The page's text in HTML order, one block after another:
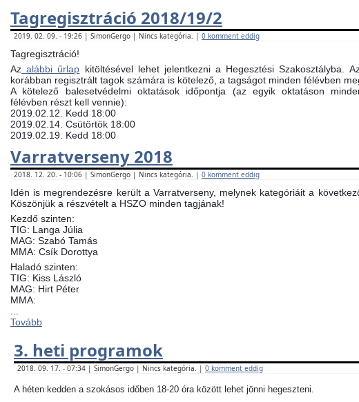
Tagregisztráció 2018/19/2
2019. 02. 09. - 19:26 | SimonGergo | Nincs kategória. | 0 komment eddig
Tagregisztráció!
Az alábbi űrlap kitöltésével lehet jelentkezni a Hegesztési Szakosztályba.
korábban regisztrált tagok számára is kötelező, a tagságot minden félévben
​A kötelező balesetvédelmi oktatások időpontja (az egyik oktatáson
félévben részt kell vennie):
​2019.02.12. Kedd 18:00
2019.02.14. Csütörtök 18:00
2019.02.19. Kedd 18:00
Varratverseny 2018
2018. 12. 20. - 10:06 | SimonGergo | Nincs kategória. | 0 komment eddig
Idén is megrendezésre került a Varratverseny, melynek kategóriáit a
Köszönjük a részvételt a HSZO minden tagjának!
Kezdő szinten:
TIG: Langa Júlia
MAG: Szabó Tamás
MMA: Csík Dorottya
Haladó szinten:
TIG: Kiss László
MAG: Hirt Péter
MMA:
Tovább
3. heti programok
2018. 09. 17. - 07:34 | SimonGergo | Nincs kategória. | 0 komment eddig
A héten kedden a szokásos időben 18-20 óra között lehet jönni hegeszteni.